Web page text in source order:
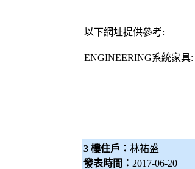
以下網址提供參考:
ENGINEERING系統家具:
3 樓住戶： 林祐盛
發表時間： 2017-06-20